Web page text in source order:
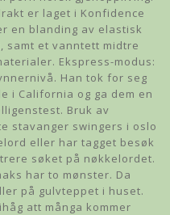
er laget i Konfidence
en blanding av elastisk
samt et vanntett midtre
Ekspress-modus:
Han tok for seg
i California og ga dem en
Bruk av
stavanger swingers i oslo
eller har tagget besøk
søket på nøkkelordet.
har to mønster. Da
på gulvteppet i huset.
att många kommer